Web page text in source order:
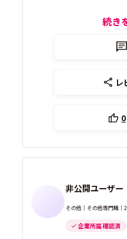
続き
レ
0
非公開ユーザー
その他｜その他専門職｜
企業所属 確認済